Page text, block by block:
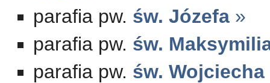
parafia pw. św. Józefa »
parafia pw. św.
parafia pw. św. Wojciecha